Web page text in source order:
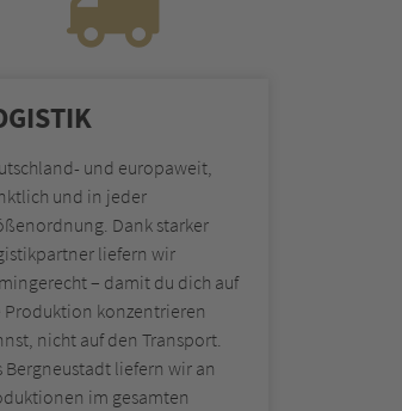
und europaweit,
und in jeder
Dank starker
liefern wir
– damit du dich auf
Produktion konzentrieren
nicht auf den Transport.
Bergneustadt liefern wir an
im gesamten